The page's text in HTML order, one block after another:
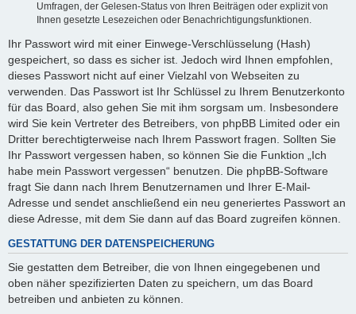
Umfragen, der Gelesen-Status von Ihren Beiträgen oder explizit von
Ihnen gesetzte Lesezeichen oder Benachrichtigungsfunktionen.
Ihr Passwort wird mit einer Einwege-Verschlüsselung (Hash)
gespeichert, so dass es sicher ist. Jedoch wird Ihnen empfohlen,
dieses Passwort nicht auf einer Vielzahl von Webseiten zu
verwenden. Das Passwort ist Ihr Schlüssel zu Ihrem Benutzerkonto
für das Board, also gehen Sie mit ihm sorgsam um. Insbesondere
wird Sie kein Vertreter des Betreibers, von phpBB Limited oder ein
Dritter berechtigterweise nach Ihrem Passwort fragen. Sollten Sie
Ihr Passwort vergessen haben, so können Sie die Funktion „Ich
habe mein Passwort vergessen“ benutzen. Die phpBB-Software
fragt Sie dann nach Ihrem Benutzernamen und Ihrer E-Mail-
Adresse und sendet anschließend ein neu generiertes Passwort an
diese Adresse, mit dem Sie dann auf das Board zugreifen können.
GESTATTUNG DER DATENSPEICHERUNG
Sie gestatten dem Betreiber, die von Ihnen eingegebenen und
oben näher spezifizierten Daten zu speichern, um das Board
betreiben und anbieten zu können.